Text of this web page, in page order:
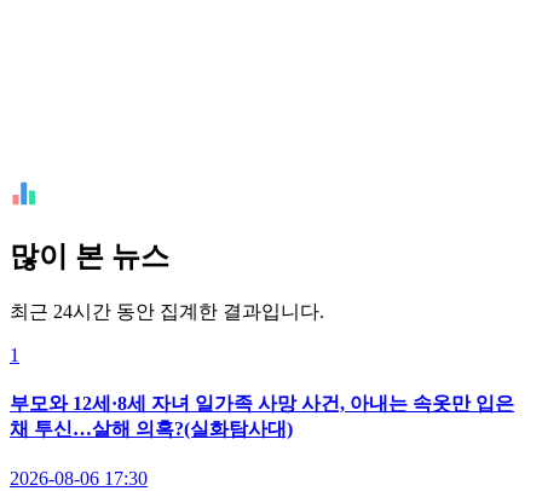
많이 본 뉴스
최근 24시간 동안 집계한 결과입니다.
1
부모와 12세·8세 자녀 일가족 사망 사건, 아내는 속옷만 입은
채 투신…살해 의혹?(실화탐사대)
2026-08-06 17:30